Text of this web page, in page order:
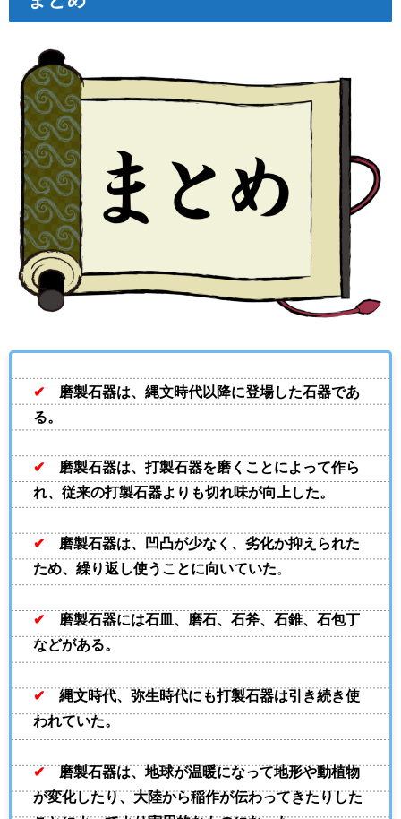
✔ 磨製石器は、縄文時代以降に登場した石器であ
る。
✔ 磨製石器は、打製石器を磨くことによって作ら
れ、従来の打製石器よりも切れ味が向上した。
✔ 磨製石器は、凹凸が少なく、劣化か抑えられた
ため、繰り返し使うことに向いていた
✔ 磨製石器には石皿、磨石、石斧、石錐、石包丁
などがある。
✔ 縄文時代、弥生時代にも打製石器は引き続き使
われていた。
✔磨製石器は、地球が温暖になって地形や動植物
が変化したり、大陸から稲作が伝わってきたりした